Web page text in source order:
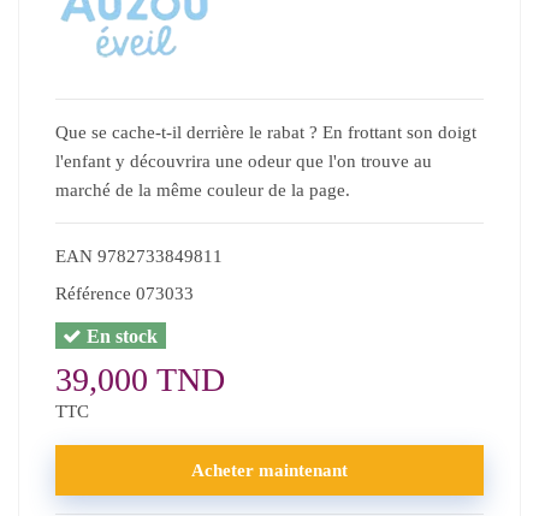
Que se cache-t-il derrière le rabat ? En frottant son doigt
l'enfant y découvrira une odeur que l'on trouve au
marché de la même couleur de la page.
EAN 9782733849811
Référence 073033
En stock
39,000 TND
TTC
Acheter maintenant